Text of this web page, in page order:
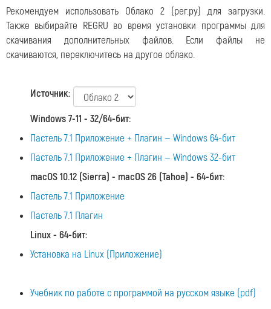
Рекомендуем использовать Облако 2 (рег.ру) для загрузки.
Также выбирайте REGRU во время установки программы для
скачивания дополнительных файлов. Если файлы не
скачиваются, переключитесь на другое облако.
Источник:
Windows 7-11 - 32/64-бит:
Пастель 7.1 Приложение + Плагин — Windows 64-бит
Пастель 7.1 Приложение + Плагин — Windows 32-бит
macOS 10.12 (Sierra) - macOS 26 (Tahoe) - 64-бит:
Пастель 7.1 Приложение
Пастель 7.1 Плагин
Linux - 64-бит:
Установка на Linux (Приложение)
Учебник по работе с программой на русском языке (pdf)